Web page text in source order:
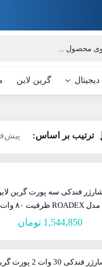
گرین لاین
ترتیب بر اساس:
فندکی سه پورت گرین
مدل ROADEX ظرفیت ۸۰ وات
1,544,850 تومان
شارژر فندکی 30 وات 2